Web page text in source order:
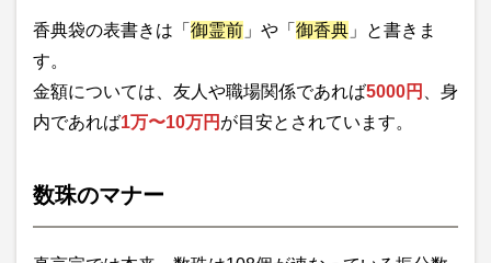
香典袋の表書きは「 御霊前 」や「 御香典 」と書きま
す。
金額については、友人や職場関係であれば5000円
、身
内であれば1万〜10万円 が目安とされています。
数珠のマナー